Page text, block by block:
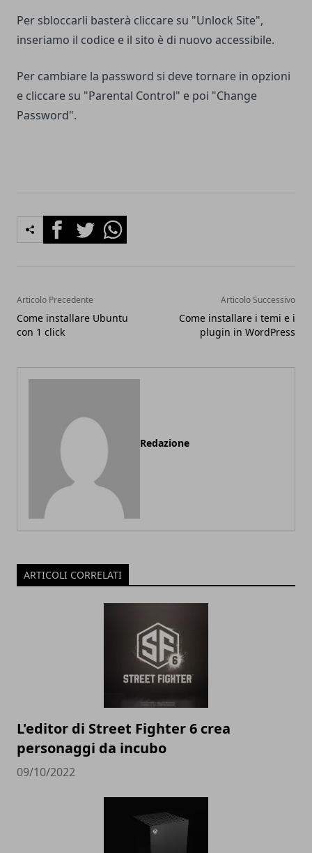
Per sbloccarli basterà cliccare su "Unlock Site",
inseriamo il codice e il sito è di nuovo accessibile.
Per cambiare la password si deve tornare in opzioni
e cliccare su "Parental Control" e poi "Change
Password".
FacebookTwitterWhatsapp
Articolo Precedente
Come installare Ubuntu
con 1 click
Articolo Successivo
Come installare i temi e i
plugin in WordPress
Redazione
ARTICOLI CORRELATI
L'editor di Street Fighter 6 crea
personaggi da incubo
09/10/2022